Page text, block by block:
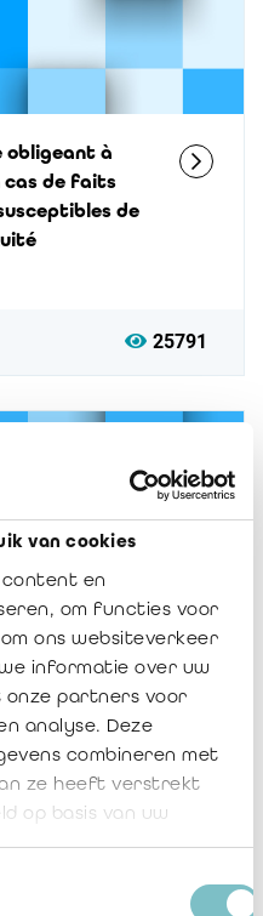
van cookies
content en
om functies voor
ons websiteverkeer
informatie over uw
onze partners voor
analyse. Deze
combineren met
ze heeft verstrekt
op basis van uw
obligeant à
cas de faits
de
25791
la nullité des
personnes
25854